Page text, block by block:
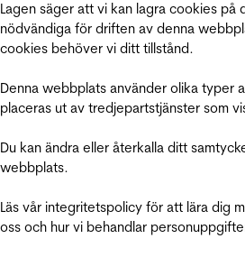
Lagen säger att vi kan lagra cookies på
nödvändiga för driften av denna
cookies behöver vi ditt tillstånd.
Denna webbplats använder olika typer
placeras ut av tredjepartstjänster som
Du kan ändra eller återkalla ditt
webbplats.
Läs vår integritetspolicy för att lära dig
oss och hur vi behandlar